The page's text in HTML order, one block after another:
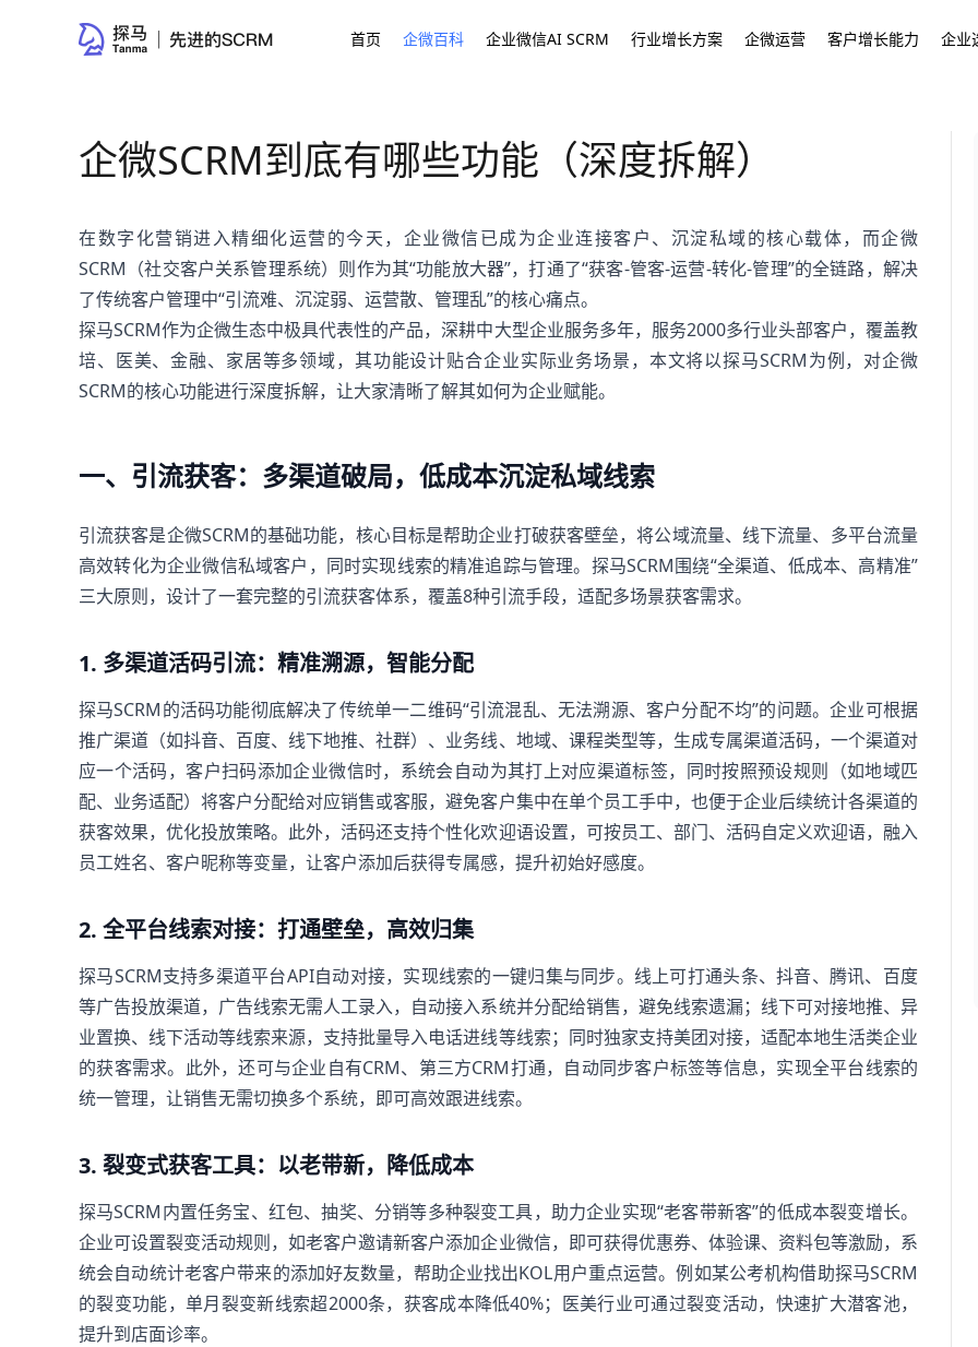
首页 企微百科 企业微信AI SCRM 行业增长方案 企微运营 客户增长能力 企业
企微SCRM到底有哪些功能（深度拆解）
在数字化营销进入精细化运营的今天，企业微信已成为企业连接客户、沉淀私域的核心载体，而企微
SCRM（社交客户关系管理系统）则作为其“功能放大器”，打通了“获客-管客-运营-转化-管理”的全链路，解决
了传统客户管理中“引流难、沉淀弱、运营散、管理乱”的核心痛点。
探马SCRM作为企微生态中极具代表性的产品，深耕中大型企业服务多年，服务2000多行业头部客户，覆盖教
培、医美、金融、家居等多领域，其功能设计贴合企业实际业务场景，本文将以探马SCRM为例，对企微
SCRM的核心功能进行深度拆解，让大家清晰了解其如何为企业赋能。
一、引流获客：多渠道破局，低成本沉淀私域线索
引流获客是企微SCRM的基础功能，核心目标是帮助企业打破获客壁垒，将公域流量、线下流量、多平台流量
高效转化为企业微信私域客户，同时实现线索的精准追踪与管理。探马SCRM围绕“全渠道、低成本、高精准”
三大原则，设计了一套完整的引流获客体系，覆盖8种引流手段，适配多场景获客需求。
1. 多渠道活码引流：精准溯源，智能分配
探马SCRM的活码功能彻底解决了传统单一二维码“引流混乱、无法溯源、客户分配不均”的问题。企业可根据
推广渠道（如抖音、百度、线下地推、社群）、业务线、地域、课程类型等，生成专属渠道活码，一个渠道对
应一个活码，客户扫码添加企业微信时，系统会自动为其打上对应渠道标签，同时按照预设规则（如地域匹
配、业务适配）将客户分配给对应销售或客服，避免客户集中在单个员工手中，也便于企业后续统计各渠道的
获客效果，优化投放策略。此外，活码还支持个性化欢迎语设置，可按员工、部门、活码自定义欢迎语，融入
员工姓名、客户昵称等变量，让客户添加后获得专属感，提升初始好感度。
2. 全平台线索对接：打通壁垒，高效归集
探马SCRM支持多渠道平台API自动对接，实现线索的一键归集与同步。线上可打通头条、抖音、腾讯、百度
等广告投放渠道，广告线索无需人工录入，自动接入系统并分配给销售，避免线索遗漏；线下可对接地推、异
业置换、线下活动等线索来源，支持批量导入电话进线等线索；同时独家支持美团对接，适配本地生活类企业
的获客需求。此外，还可与企业自有CRM、第三方CRM打通，自动同步客户标签等信息，实现全平台线索的
统一管理，让销售无需切换多个系统，即可高效跟进线索。
3. 裂变式获客工具：以老带新，降低成本
探马SCRM内置任务宝、红包、抽奖、分销等多种裂变工具，助力企业实现“老客带新客”的低成本裂变增长。
企业可设置裂变活动规则，如老客户邀请新客户添加企业微信，即可获得优惠券、体验课、资料包等激励，系
统会自动统计老客户带来的添加好友数量，帮助企业找出KOL用户重点运营。例如某公考机构借助探马SCRM
的裂变功能，单月裂变新线索超2000条，获客成本降低40%；医美行业可通过裂变活动，快速扩大潜客池，
提升到店面诊率。